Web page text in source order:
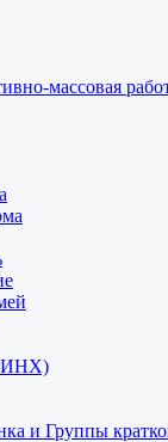
массовая
и Группы